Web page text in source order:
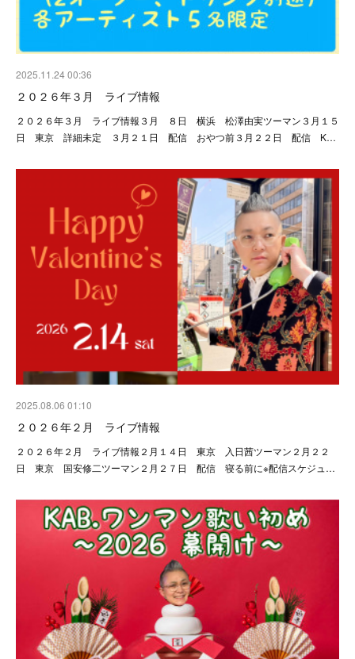
2025.11.24 00:36
２０２６年３月 ライブ情報
２０２６年３月 ライブ情報３月 ８日 横浜 松澤由実ツーマン３月１５
日 東京 詳細未定 ３月２１日 配信 おやつ前３月２２日 配信 K…
2025.08.06 01:10
２０２６年２月 ライブ情報
２０２６年２月 ライブ情報２月１４日 東京 入日茜ツーマン２月２２
日 東京 国安修二ツーマン２月２７日 配信 寝る前に※配信スケジュ…